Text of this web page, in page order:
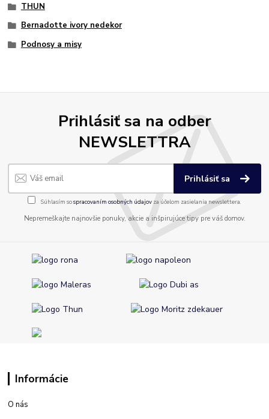
THUN
Bernadotte ivory nedekor
Podnosy a misy
Prihlásiť sa na odber
NEWSLETTRA
Prihlásiť sa
Súhlasím sospracovaním osobných údajov za účelom zasielania newslettera.
Nepremeškajte najnovšie ponuky, akcie a inšpirujúce tipy pre váš domov.
Informácie
O nás